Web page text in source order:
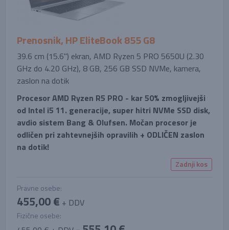
Prenosnik, HP EliteBook 855 G8
39.6 cm (15.6'') ekran, AMD Ryzen 5 PRO 5650U (2.30
GHz do 4.20 GHz), 8 GB, 256 GB SSD NVMe, kamera,
zaslon na dotik
Procesor AMD Ryzen R5 PRO - kar 50% zmogljivejši
od Intel i5 11. generacije, super hitri NVMe SSD disk,
avdio sistem Bang & Olufsen. Močan procesor je
odličen pri zahtevnejših opravilih + ODLIČEN zaslon
na dotik!
Zadnji kos
Pravne osebe:
455,00 € + DDV
Fizične osebe: